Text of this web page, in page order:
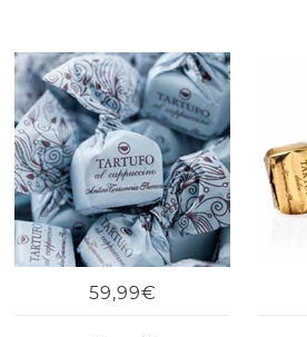
59,99€